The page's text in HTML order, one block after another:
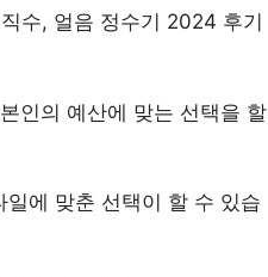
수, 얼음 정수기 2024 후기
인의 예산에 맞는 선택을 할
에 맞춘 선택이 할 수 있습